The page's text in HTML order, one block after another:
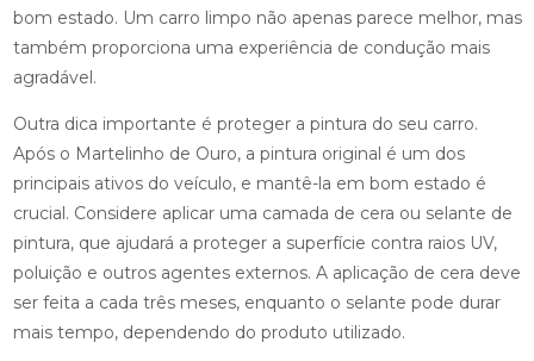
bom estado. Um carro limpo não apenas parece melhor, mas
também proporciona uma experiência de condução mais
agradável.
Outra dica importante é proteger a pintura do seu carro.
Após o Martelinho de Ouro, a pintura original é um dos
principais ativos do veículo, e mantê-la em bom estado é
crucial. Considere aplicar uma camada de cera ou selante de
pintura, que ajudará a proteger a superfície contra raios UV,
poluição e outros agentes externos. A aplicação de cera deve
ser feita a cada três meses, enquanto o selante pode durar
mais tempo, dependendo do produto utilizado.